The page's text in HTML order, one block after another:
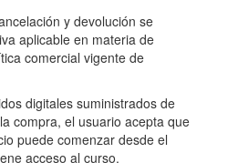
y devolución se
aplicable en materia de
comercial vigente de
digitales suministrados de
compra, el usuario acepta que
puede comenzar desde el
acceso al curso.